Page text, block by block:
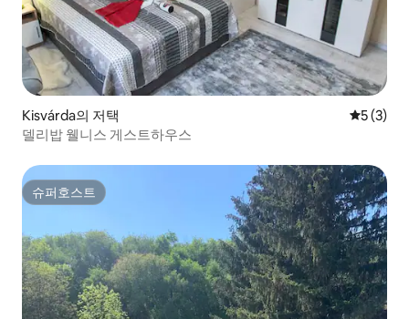
Kisvárda의 저택 평점 5점
5 (3)
델리밥 웰니스 게스트하우스
슈퍼호스트
슈퍼호스트